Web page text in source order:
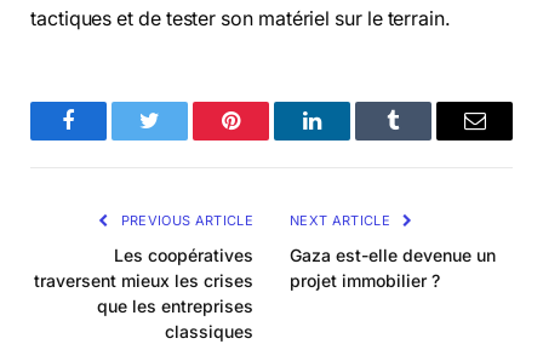
tactiques et de tester son matériel sur le terrain.
FacebookTwitter Pinterest LinkedInTumblr Email
PREVIOUS ARTICLE
Les coopératives
traversent mieux les crises
que les entreprises
classiques
NEXT ARTICLE
Gaza est-elle devenue un
projet immobilier ?